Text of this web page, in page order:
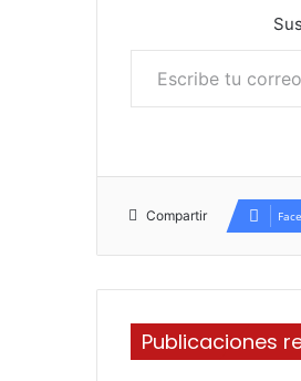
Escribe tu correo electrónico…
Compartir
Publicaciones